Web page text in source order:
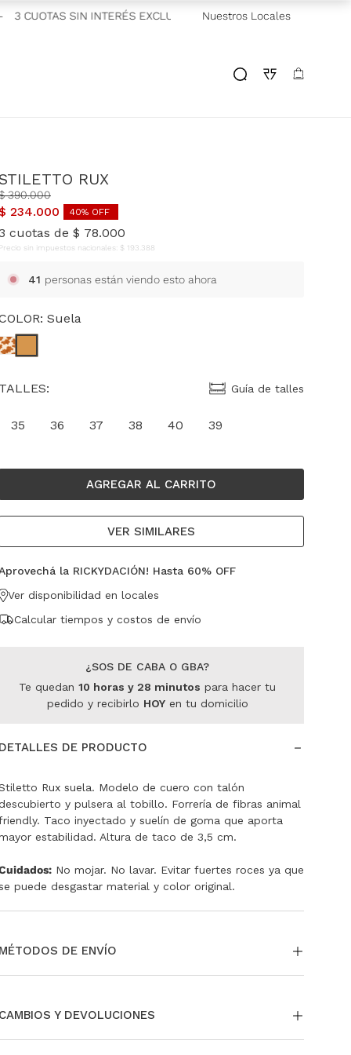
CUOTAS SIN INTERÉS EXCLUSIVO GALICIA — 2 CUOTAS SIN
Nuestros Locales
RUX
390.000
234.000 40% OFF
cuotas de $ 78.000
Precio sin impuestos nacionales: $ 193 388
41 personas están viendo esto ahora
Suela
TALLES: Guía de talles
35 36 37 38 40 39
AGREGAR AL CARRITO
VER SIMILARES
la RICKYDACIÓN! Hasta 60% OFF
Ver disponibilidad en locales
Calcular tiempos y costos de envío
¿SOS DE CABA O GBA?
Te quedan 10 horas y 28 minutos para hacer tu
pedido y recibirlo HOYen tu domicilio
DETALLES DE PRODUCTO
Rux suela. Modelo de cuero con talón
y pulsera al tobillo. Forrería de fibras animal
Taco inyectado y suelín de goma que aporta
estabilidad. Altura de taco de 3,5 cm.
No mojar. No lavar. Evitar fuertes roces ya que
puede desgastar material y color original.
MÉTODOS DE ENVÍO
podésretirar en nuestras tiendas sin cargo.
CAMBIOS Y DEVOLUCIONES